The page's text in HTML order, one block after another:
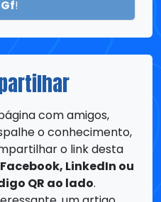
com amigos,
o conhecimento,
o link desta
LinkedIn ou
QR ao lado.
um artigo
inspiradora, o
está em suas